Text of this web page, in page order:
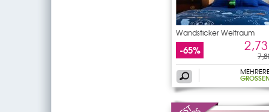
Wandsticker Weltraum
-65%
GRÖSSEN